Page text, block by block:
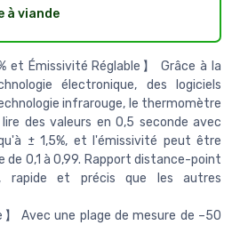
à viande
et Émissivité Réglable】 Grâce à la
électronique, des logiciels
infrarouge, le thermomètre
des valeurs en 0,5 seconde avec
± 1,5%, et l'émissivité peut être
de 0,1 à 0,99. Rapport distance-point
rapide et précis que les autres
】 Avec une plage de mesure de –50